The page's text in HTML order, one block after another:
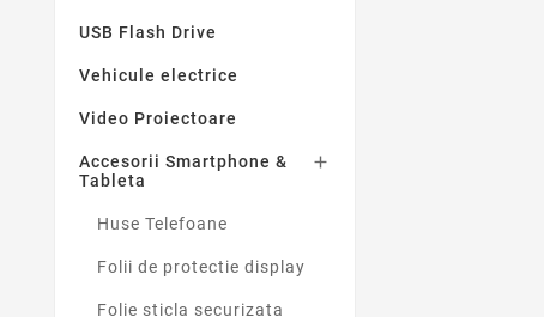
USB Flash Drive
Vehicule electrice
Video Proiectoare
Accesorii Smartphone &
Tableta

Huse Telefoane
Folii de protectie display
Folie sticla securizata